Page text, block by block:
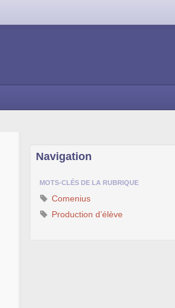
Navigation
MOTS-CLÉS DE LA RUBRIQUE
Comenius
Production d’élève